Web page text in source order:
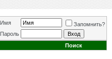
Имя
Запомнить?
Пароль
Поиск